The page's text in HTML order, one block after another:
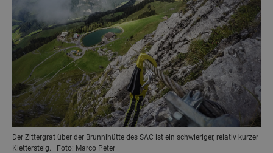
Der Zittergrat über der Brunnihütte des SAC ist ein schwieriger, relativ kurzer
Klettersteig. | Foto: Marco Peter